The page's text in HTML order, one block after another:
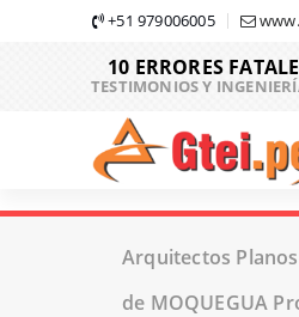
+51 979006005
10 ERRORES
TESTIMONIOS Y
Arquitectos
de MOQUEGUA